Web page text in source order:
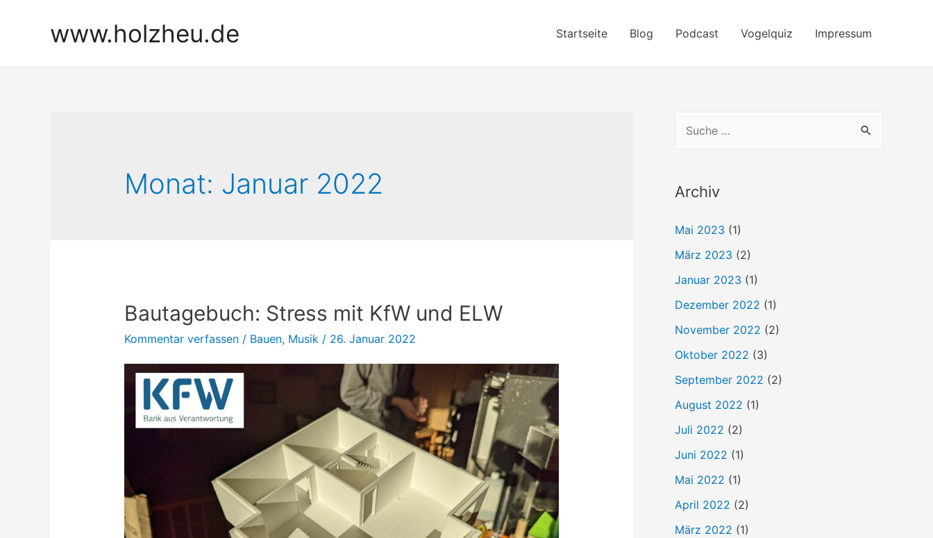
www.holzheu.de Startseite Blog Podcast Vogelquiz Impressum
Monat: Januar 2022
Bautagebuch: Stress mit KfW und ELW
Kommentar verfassen / Bauen, Musik / 26. Januar 2022
h
n
n
a
c
h
Archiv
Mai 2023 (1)
März 2023 (2)
Januar 2023 (1)
Dezember 2022 (1)
November 2022 (2)
Oktober 2022 (3)
September 2022 (2)
August 2022 (1)
Juli 2022 (2)
Juni 2022 (1)
Mai 2022 (1)
April 2022 (2)
März 2022 (1)